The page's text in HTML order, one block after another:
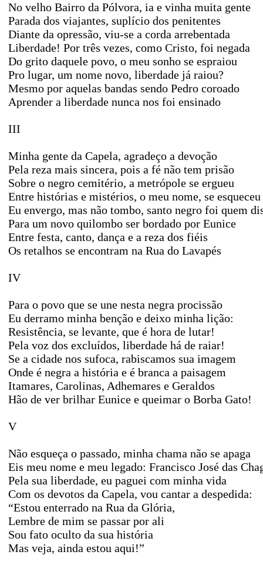
No velho Bairro da Pólvora, ia e vinha muita gente
Parada dos viajantes, suplício dos penitentes
Diante da opressão, viu-se a corda arrebentada
Liberdade! Por três vezes, como Cristo, foi negada
Do grito daquele povo, o meu sonho se espraiou
Pro lugar, um nome novo, liberdade já raiou?
Mesmo por aquelas bandas sendo Pedro coroado
Aprender a liberdade nunca nos foi ensinado
III
Minha gente da Capela, agradeço a devoção
Pela reza mais sincera, pois a fé não tem prisão
Sobre o negro cemitério, a metrópole se ergueu
Entre histórias e mistérios, o meu nome, se esqueceu
Eu envergo, mas não tombo, santo negro foi quem
Para um novo quilombo ser bordado por Eunice
Entre festa, canto, dança e a reza dos fiéis
Os retalhos se encontram na Rua do Lavapés
IV
Para o povo que se une nesta negra procissão
Eu derramo minha benção e deixo minha lição:
Resistência, se levante, que é hora de lutar!
Pela voz dos excluídos, liberdade há de raiar!
Se a cidade nos sufoca, rabiscamos sua imagem
Onde é negra a história e é branca a paisagem
Itamares, Carolinas, Adhemares e Geraldos
Hão de ver brilhar Eunice e queimar o Borba Gato!
V
Não esqueça o passado, minha chama não se apaga
Eis meu nome e meu legado: Francisco José das
Pela sua liberdade, eu paguei com minha vida
Com os devotos da Capela, vou cantar a despedida:
“Estou enterrado na Rua da Glória,
Lembre de mim se passar por ali
Sou fato oculto da sua história
Mas veja, ainda estou aqui!”